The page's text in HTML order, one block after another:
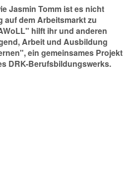
Jasmin Tomm ist es nicht
auf dem Arbeitsmarkt zu
hilft ihr und anderen
Arbeit und Ausbildung
ein gemeinsames Projekt
DRK-Berufsbildungswerks.